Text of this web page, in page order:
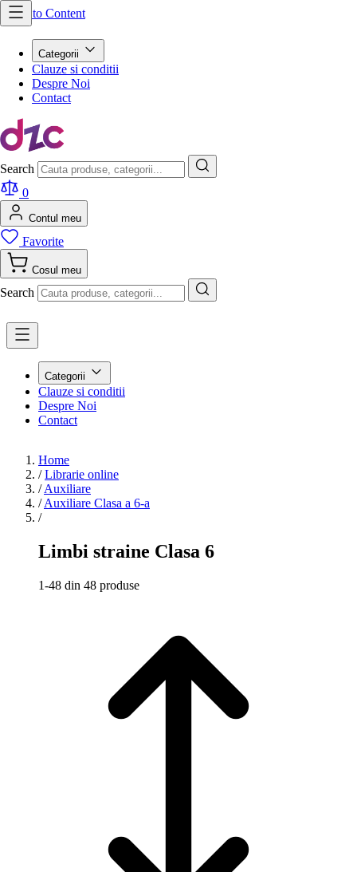
Skip to Content
Categorii
Clauze si conditii
Despre Noi
Contact
Search
0
Contul meu
Favorite
Cosul meu
Search
Categorii
Clauze si conditii
Despre Noi
Contact
Home
/ Librarie online
/ Auxiliare
/ Auxiliare Clasa a 6-a
/
Limbi straine Clasa 6
1-48 din 48 produse